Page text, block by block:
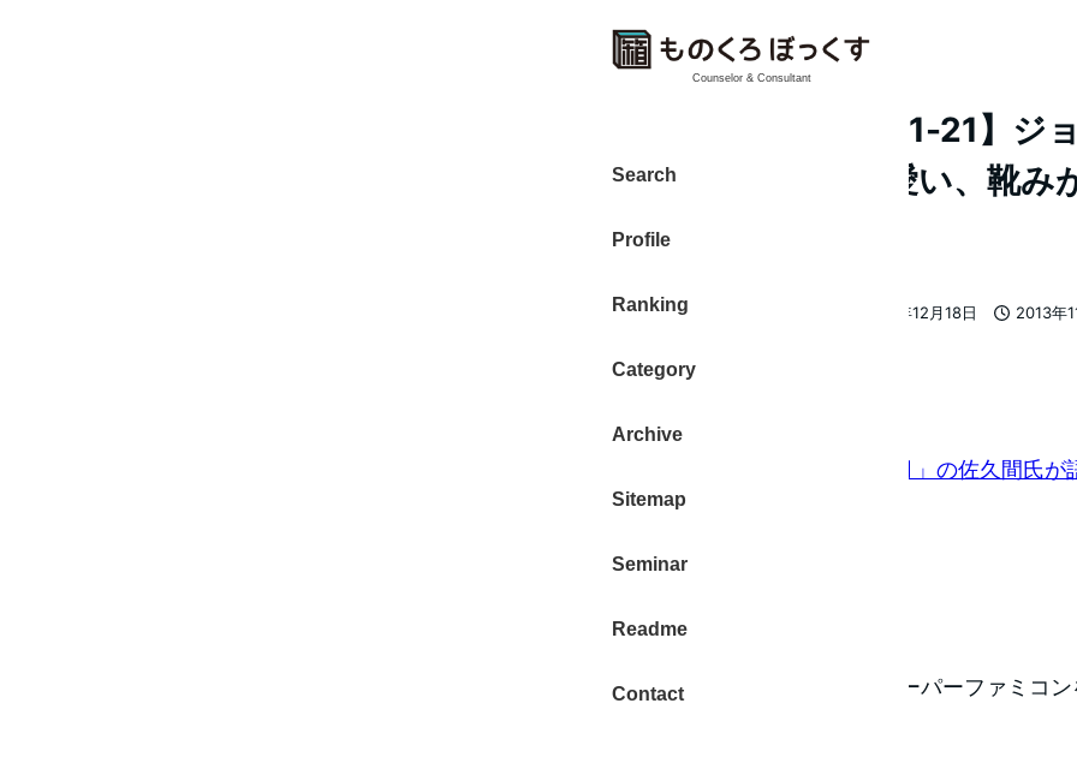
Counselor & Consultant
Search
Profile
Ranking
Category
Archive
Sitemap
Seminar
Readme
Contact
【ものレポ 2013-11-21】ジ
司、そら案内が可愛い、靴み
く、など
2013年12月18日
2013年
者
大東 信仁（ものくろ）
ジョブズが愛した寿司「桂月」の佐久間氏
人」が12/5発売（日経BP社）
（ via トブ iPhone ）
今日は何の日？
1990年11月21日 – 任天堂がスーパーファミコン